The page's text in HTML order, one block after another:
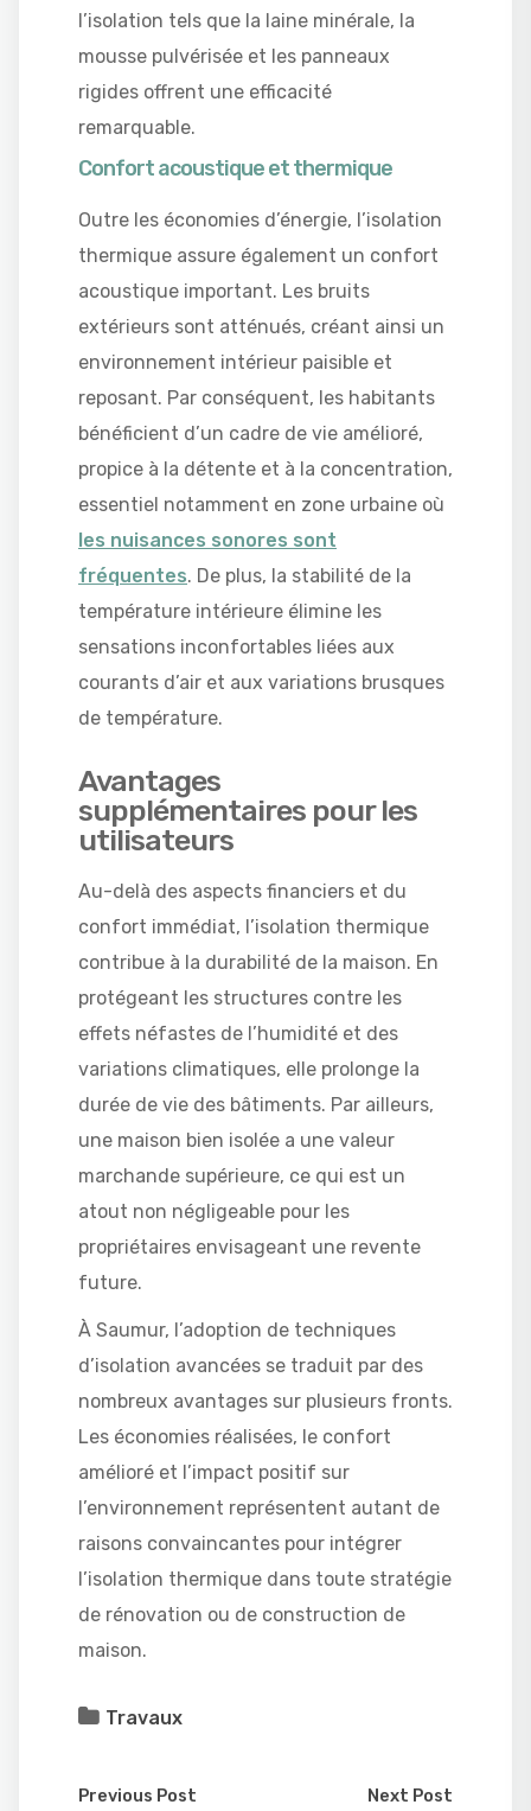
l’isolation tels que la laine minérale, la
mousse pulvérisée et les panneaux
rigides offrent une efficacité
remarquable.
Confort acoustique et thermique
Outre les économies d’énergie, l’isolation
thermique assure également un confort
acoustique important. Les bruits
extérieurs sont atténués, créant ainsi un
environnement intérieur paisible et
reposant. Par conséquent, les habitants
bénéficient d’un cadre de vie amélioré,
propice à la détente et à la concentration,
essentiel notamment en zone urbaine où
les nuisances sonores sont
fréquentes. De plus, la stabilité de la
température intérieure élimine les
sensations inconfortables liées aux
courants d’air et aux variations brusques
de température.
Avantages
supplémentaires pour les
utilisateurs
Au-delà des aspects financiers et du
confort immédiat, l’isolation thermique
contribue à la durabilité de la maison. En
protégeant les structures contre les
effets néfastes de l’humidité et des
variations climatiques, elle prolonge la
durée de vie des bâtiments. Par ailleurs,
une maison bien isolée a une valeur
marchande supérieure, ce qui est un
atout non négligeable pour les
propriétaires envisageant une revente
future.
À Saumur, l’adoption de techniques
d’isolation avancées se traduit par des
nombreux avantages sur plusieurs fronts.
Les économies réalisées, le confort
amélioré et l’impact positif sur
l’environnement représentent autant de
raisons convaincantes pour intégrer
l’isolation thermique dans toute stratégie
de rénovation ou de construction de
maison.
Travaux
Previous Post Next Post